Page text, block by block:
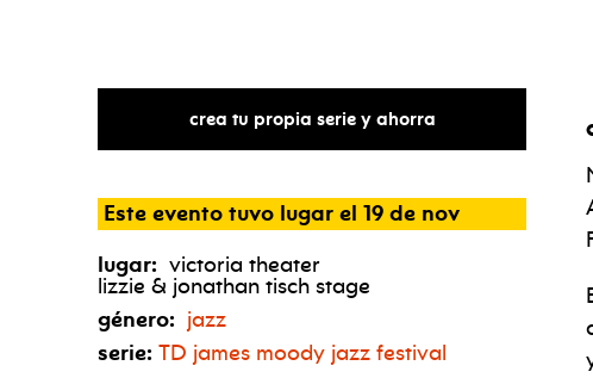
crea tu propia serie y ahorra
Este evento tuvo lugar el 19 de nov
lugar: victoria theater
lizzie & jonathan tisch stage
género: jazz
serie: TD james moody jazz festival